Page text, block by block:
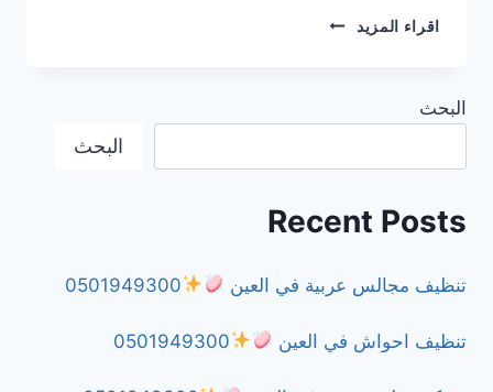
اقراء المزيد
شركة
البحث
البحث
Recent Posts
تنظيف مجالس عربية في العين 0501949300
تنظيف احواش في العين 0501949300